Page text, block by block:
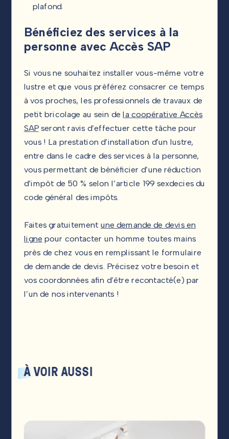
plafond.
Bénéficiez des services à la
personne avec Accès SAP
Si vous ne souhaitez installer vous-même votre
lustre et que vous préférez consacrer ce temps
à vos proches, les professionnels de travaux de
petit bricolage au sein dela coopérative Accès
SAPseront ravis d’effectuer cette tâche pour
vous ! La prestation d’installation d’un lustre,
entre dans le cadre des services à la personne,
vous permettant de bénéficier d’une réduction
d’impôt de 50 % selon l’article 199 sexdecies du
code général des impôts.
Faites gratuitementune demande de devis en
ligne pour contacter un homme toutes mains
près de chez vous en remplissant le formulaire
de demande de devis. Précisez votre besoin et
vos coordonnées afin d’être recontacté(e) par
l’un de nos intervenants !
ÀVOIRAUSSI